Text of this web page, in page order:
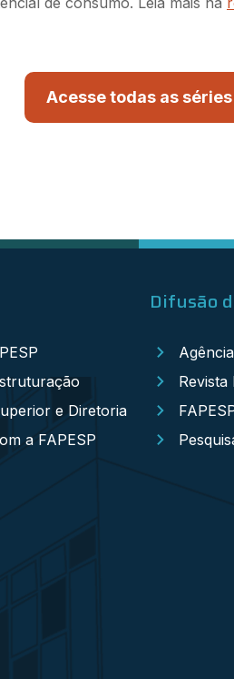
Acesse todas as séries
e Diretoria
a FAPESP
Difusão
Revista